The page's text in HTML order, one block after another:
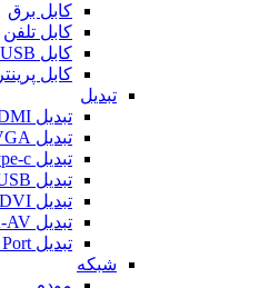
کابل برق
کابل تلفن
کابل USB
کابل پرینتر
تبدیل
تبدیل HDMI
تبدیل VGA
تبدیل type-c
تبدیل USB به LAN
تبدیل DVI
تبدیل RCA-AV
تبدیل Display Port
شبکه